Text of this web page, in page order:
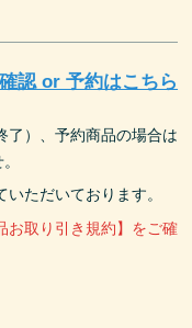
認 or 予約はこちら
）、予約商品の場合は
ただいております。
お取り引き規約】をご確